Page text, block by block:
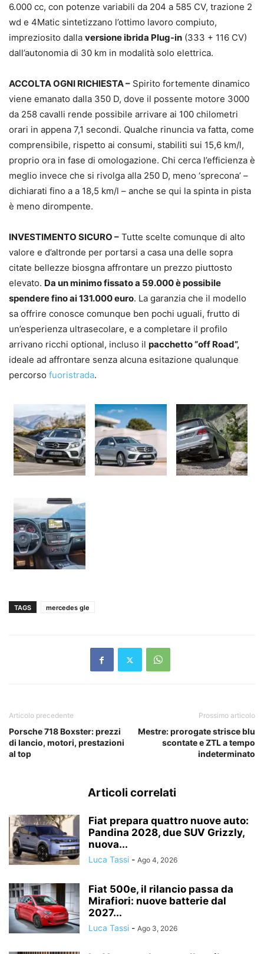
6.000 cc, con potenze variabili da 204 a 585 CV, trazione 2
wd e 4Matic sintetizzano l’ottimo lavoro compiuto,
impreziosito dalla versione ibrida Plug-in (333 + 116 CV)
dall’autonomia di 30 km in modalità solo elettrica.
ACCOLTA OGNI RICHIESTA – Spirito fortemente dinamico
viene emanato dalla 350 D, dove il possente motore 3000
da 258 cavalli rende possibile arrivare ai 100 chilometri
orari in appena 7,1 secondi. Qualche rinuncia va fatta, come
comprensibile, rispetto ai consumi, stabiliti sui 15,6 km/l,
proprio ora in fase di omologazione. Chi cerca l’efficienza è
meglio invece che si rivolga alla 250 D, meno ‘sprecona’ –
dichiarati fino a a 18,5 km/l – anche se qui la spinta in pista
è meno dirompente.
INVESTIMENTO SICURO – Tutte scelte comunque di alto
valore e d’altronde per portarsi a casa una delle sopra
citate bellezze biosgna affrontare un prezzo piuttosto
elevato. Da un minimo fissato a 59.000 è possibile
spendere fino ai 131.000 euro. La garanzia che il modello
sa offrire conosce comunque ben pochi uguali, frutto di
un’esperienza ultrasecolare, e a completare il profilo
arrivano ricchi optional, incluso il pacchetto “off Road”,
ideale ad affrontare senza alcuna esitazione qualunque
percorso fuoristrada.
TAGS mercedes gle
Articolo precedente
Porsche 718 Boxster: prezzi
di lancio, motori, prestazioni
al top
Prossimo articolo
Mestre: prorogate strisce blu
scontate e ZTL a tempo
indeterminato
Articoli correlati
Fiat prepara quattro nuove auto:
Pandina 2028, due SUV Grizzly,
nuova...
Luca Tassi - Ago 4, 2026
Fiat 500e, il rilancio passa da
Mirafiori: nuove batterie dal
2027...
Luca Tassi - Ago 3, 2026